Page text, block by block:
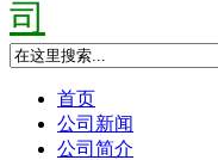
司
首页
公司新闻
公司简介